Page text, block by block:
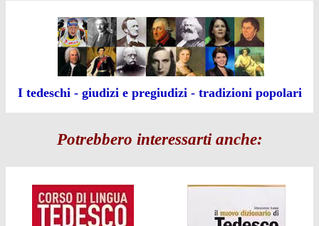
I tedeschi - giudizi e pregiudizi - tradizioni popolari
Potrebbero interessarti anche: